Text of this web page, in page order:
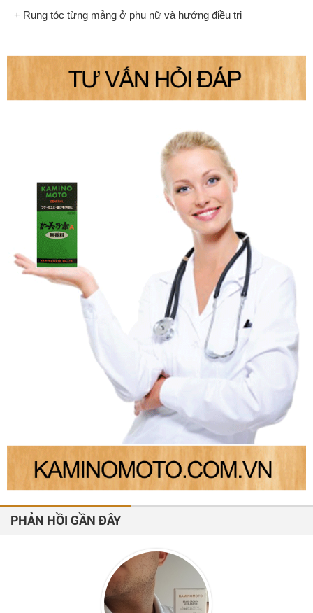
+ Rụng tóc từng mảng ở phụ nữ và hướng điều trị
PHẢN HỒI GẦN ĐÂY